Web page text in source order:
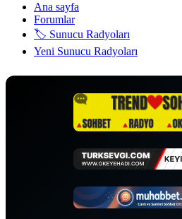
Ana sayfa
Forumlar
🏷️ Sunucu Radyoları
Yeni Sunucu Radyoları